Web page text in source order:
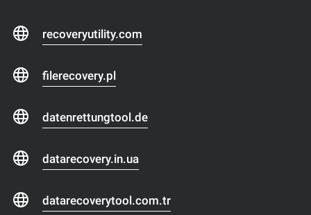
recoveryutility.com
filerecovery.pl
datenrettungtool.de
datarecovery.in.ua
datarecoverytool.com.tr